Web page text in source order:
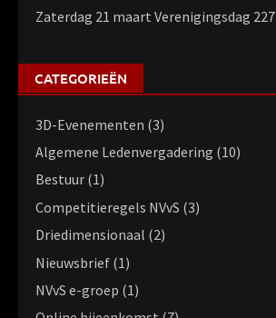
Zaterdag 21 maart Verenigingsdag 227
CATEGORIEËN
3D-Evenementen (3)
Algemene Ledenvergadering (10)
Bestuur (1)
Competitieregels NVvS (3)
Driedimensionaal (2)
Nieuwsbrief (1)
NVvS e-groep (1)